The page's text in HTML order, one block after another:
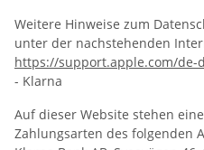
Weitere Hinweise zum
unter der nachstehenden
https://support.apple.com/de-
- Klarna
Auf dieser Website stehen
Zahlungsarten des folgenden